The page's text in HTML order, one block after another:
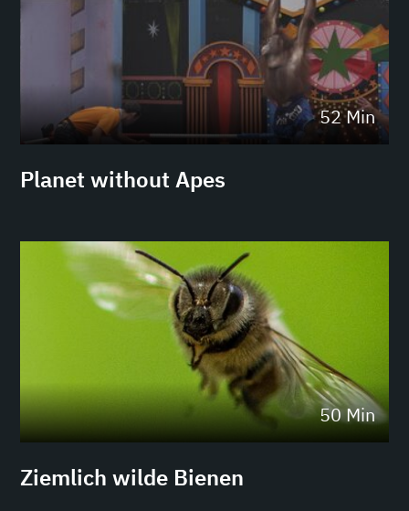
52 Min
Planet without Apes
50 Min
Ziemlich wilde Bienen